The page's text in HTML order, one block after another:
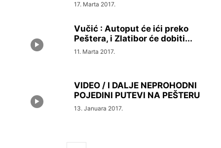
17. Marta 2017.
Vučić : Autoput će ići preko
Peštera, i Zlatibor će dobiti...
11. Marta 2017.
VIDEO / I DALJE NEPROHODNI
POJEDINI PUTEVI NA PEŠTERU
13. Januara 2017.